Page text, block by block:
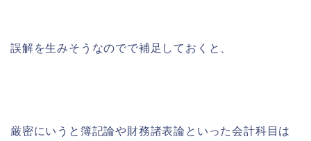
誤解を生みそうなのでで補足しておくと、
厳密にいうと簿記論や財務諸表論といった会計科目は